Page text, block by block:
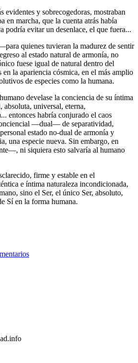
evidentes y sobrecogedoras, mostraban
en marcha, que la cuenta atrás había
podría evitar un desenlace, el que fuera...
quienes tuvieran la madurez de sentir
al estado natural de armonía, no
fuese igual de natural dentro del
la apariencia cósmica, en el más amplio
de especies como la humana.
develase la conciencia de su íntima
absoluta, universal, eterna,
entonces habría conjurado el caos
―dual― de separatividad,
estado no-dual de armonía y
una especie nueva. Sin embargo, en
ni siquiera esto salvaría al humano
firme y estable en el
e íntima naturaleza incondicionada,
sino el Ser, el único Ser, absoluto,
Sí en la forma humana.